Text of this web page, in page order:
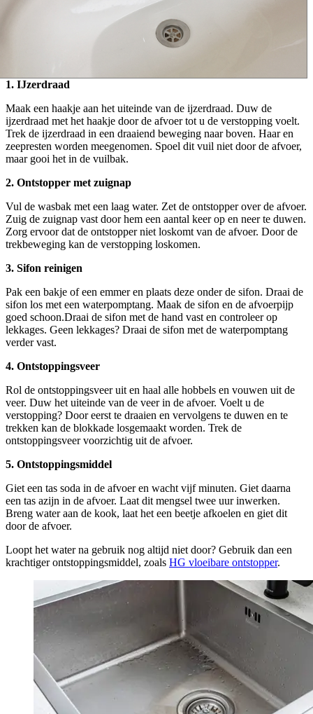
1. IJzerdraad
Maak een haakje aan het uiteinde van de ijzerdraad. Duw de
ijzerdraad met het haakje door de afvoer tot u de verstopping voelt.
Trek de ijzerdraad in een draaiend beweging naar boven. Haar en
zeepresten worden meegenomen. Spoel dit vuil niet door de afvoer,
maar gooi het in de vuilbak.
2. Ontstopper met zuignap
Vul de wasbak met een laag water. Zet de ontstopper over de afvoer.
Zuig de zuignap vast door hem een aantal keer op en neer te duwen.
Zorg ervoor dat de ontstopper niet loskomt van de afvoer. Door de
trekbeweging kan de verstopping loskomen.
3. Sifon reinigen
Pak een bakje of een emmer en plaats deze onder de sifon. Draai de
sifon los met een waterpomptang. Maak de sifon en de afvoerpijp
goed schoon.Draai de sifon met de hand vast en controleer op
lekkages. Geen lekkages? Draai de sifon met de waterpomptang
verder vast.
4. Ontstoppingsveer
Rol de ontstoppingsveer uit en haal alle hobbels en vouwen uit de
veer. Duw het uiteinde van de veer in de afvoer. Voelt u de
verstopping? Door eerst te draaien en vervolgens te duwen en te
trekken kan de blokkade losgemaakt worden. Trek de
ontstoppingsveer voorzichtig uit de afvoer.
5. Ontstoppingsmiddel
Giet een tas soda in de afvoer en wacht vijf minuten. Giet daarna
een tas azijn in de afvoer. Laat dit mengsel twee uur inwerken.
Breng water aan de kook, laat het een beetje afkoelen en giet dit
door de afvoer.
Loopt het water na gebruik nog altijd niet door? Gebruik dan een
krachtiger ontstoppingsmiddel, zoals HG vloeibare ontstopper.